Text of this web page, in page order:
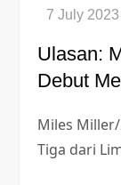
Ulasan:
Debut
Miles Miller/
Tiga dari